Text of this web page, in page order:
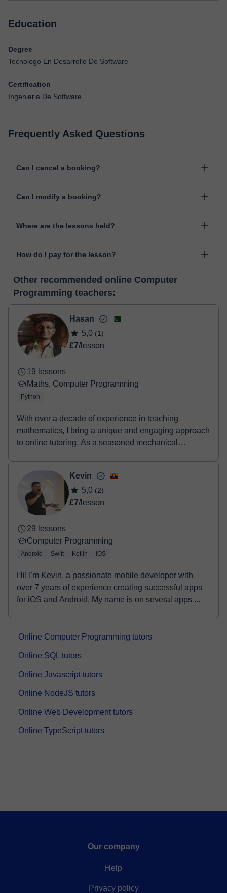
Education
Degree
Tecnologo En Desarrollo De Software
Certification
Ingenieria De Sotfware
Frequently Asked Questions
Can I cancel a booking?
starts, indicating the reason for the cancellation. We will study
Can I modify a booking?
change the time or day of the lesson. You can do it from your
Where are the lessons held?
was developed specifically for educational purposes, including
editor, webcam, screen sharing and many more.
View virtual
classroom
How do I pay for the lesson?
make the payment through our virtual payment service. You have
two options:
- Debit / Credit
- Paypal
Once the payment is settled, we'll send you an e-mail with the
booking confirmation.
Other recommended online Computer
Programming teachers:
Hasan
5,0 (1)
£7/lesson
19 lessons
Maths, Computer Programming
Python
With over a decade of experience in teaching
mathematics, I bring a unique and engaging approach
to online tutoring. As a seasoned mechanical
Kevin
5,0 (2)
£7/lesson
29 lessons
Computer Programming
Android Swift Kotlin iOS
Hi! I'm Kevin, a passionate mobile developer with
over 7 years of experience creating successful apps
for iOS and Android. My name is on several apps ...
Online Computer Programming tutors
Online SQL tutors
Online Javascript tutors
Online NodeJS tutors
Online Web Development tutors
Online TypeScript tutors
Our company
Help
Privacy policy